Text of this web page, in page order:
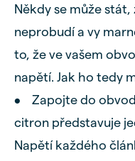
Někdy se může stát,
neprobudí a vy
to, že ve vašem
napětí. Jak ho tedy
• Zapojte do
citron představuje
Napětí každého